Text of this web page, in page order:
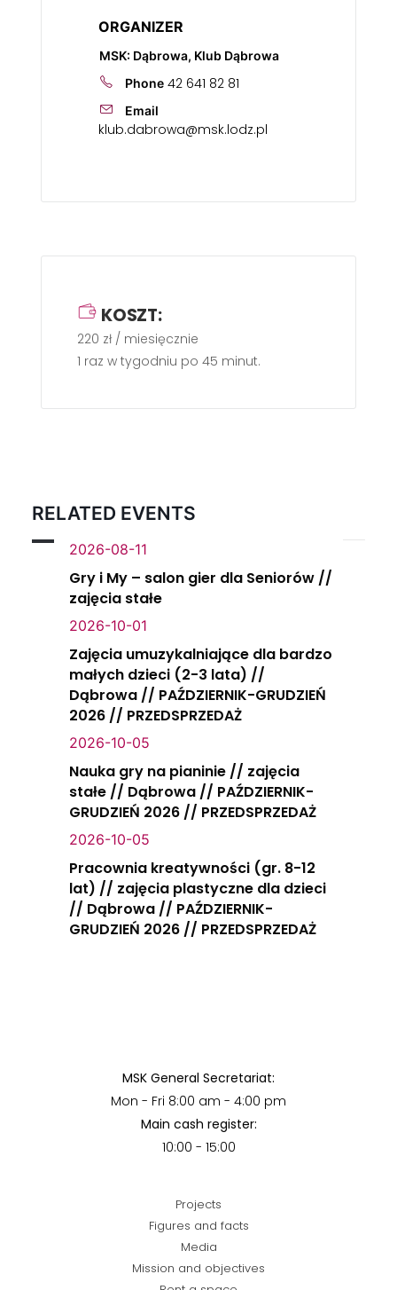
ORGANIZER
MSK: Dąbrowa, Klub Dąbrowa
Phone 42 641 82 81
Email
klub.dabrowa@msk.lodz.pl
KOSZT:
220 zł / miesięcznie
1 raz w tygodniu po 45 minut.
RELATED EVENTS
2026-08-11
Gry i My – salon gier dla Seniorów //
zajęcia stałe
2026-10-01
Zajęcia umuzykalniające dla bardzo
małych dzieci (2-3 lata) //
Dąbrowa // PAŹDZIERNIK-GRUDZIEŃ
2026 // PRZEDSPRZEDAŻ
2026-10-05
Nauka gry na pianinie // zajęcia
stałe // Dąbrowa // PAŹDZIERNIK-
GRUDZIEŃ 2026 // PRZEDSPRZEDAŻ
2026-10-05
Pracownia kreatywności (gr. 8-12
lat) // zajęcia plastyczne dla dzieci
// Dąbrowa // PAŹDZIERNIK-
GRUDZIEŃ 2026 // PRZEDSPRZEDAŻ
MSK General Secretariat:
Mon - Fri 8:00 am - 4:00 pm
Main cash register:
10:00 - 15:00
Projects
Figures and facts
Media
Mission and objectives